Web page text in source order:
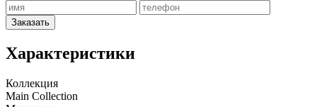
Заказать
Характеристики
Коллекция
Main Collection